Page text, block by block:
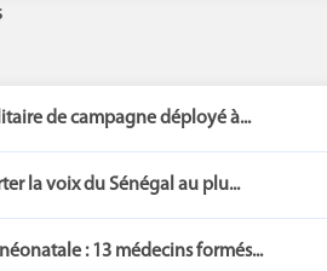
de campagne déployé à...
la voix du Sénégal au plu...
: 13 médecins formés...